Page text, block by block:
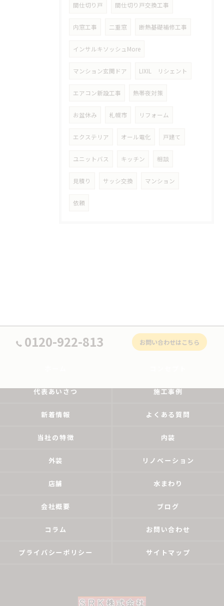
間仕切り戸 間仕切り戸交換工事
内窓工事 二重窓 断熱基礎補修工事
インサルキソッシュMore
マンション玄関ドア LIXIL リシェント
エアコン新設工事 熱帯夜対策
お盆休み 札幌市 リフォーム
エクステリア オール電化 戸建て
ユニットバス キッチン 相談
見積り サッシ交換 マンション
依頼
0120-922-813 お問い合わせはこちら
代表あいさつ 施工事例
新着情報 よくある質問
当社の特徴 内装
外装 リノベーション
店舗 水まわり
会社概要 ブログ
コラム お問い合わせ
プライバシーポリシー サイトマップ